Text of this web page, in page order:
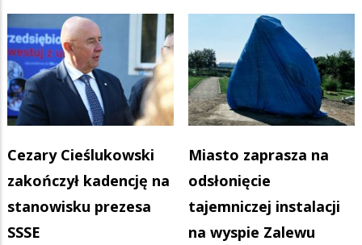
Cezary Cieślukowski
zakończył kadencję na
stanowisku prezesa
SSSE
Miasto zaprasza na
odsłonięcie
tajemniczej instalacji
na wyspie Zalewu